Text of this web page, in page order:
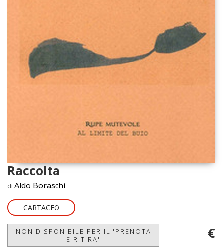
Raccolta
di Aldo Boraschi
CARTACEO
NON DISPONIBILE PER IL 'PRENOTA
E RITIRA'
€